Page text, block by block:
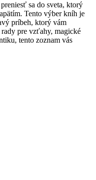
sa do sveta, ktorý
Tento výber kníh je
príbeh, ktorý vám
pre vzťahy, magické
tento zoznam vás